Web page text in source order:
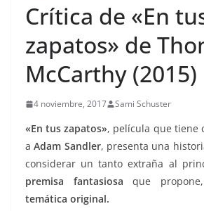
Crítica de «En
zapatos» de
McCarthy (2015)
4 noviembre, 2017 Sami Schuster
«En tus zapatos», película que tiene
aAdam Sandler, presenta una
considerar un tanto extraña al
premisa fantasiosa que
temática original.